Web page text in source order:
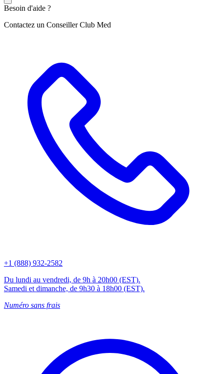
Besoin d'aide ?
Contactez un Conseiller Club Med
+1 (888) 932-2582
Du lundi au vendredi, de 9h à 20h00 (EST).
Samedi et dimanche, de 9h30 à 18h00 (EST).
Numéro sans frais